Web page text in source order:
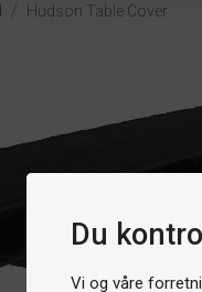
Du
Vi og våre
/ Hudson Table Cover